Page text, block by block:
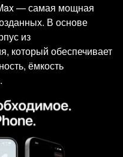
— самая мощная
В основе
из
который обеспечивает
ёмкость